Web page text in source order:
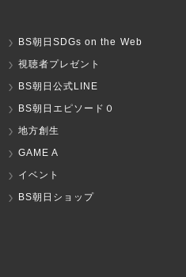
BS朝日SDGs on the Web
視聴者プレゼント
BS朝日公式LINE
BS朝日エピソード０
地方創生
GAME A
イベント
BS朝日ショップ